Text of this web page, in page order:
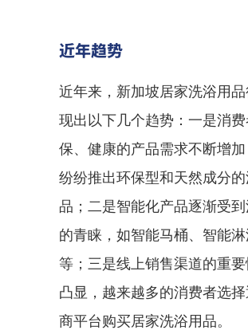
近年趋势
近年来，新加坡居家洗浴用品
现出以下几个趋势：一是消
保、健康的产品需求不断增
纷纷推出环保型和天然成分的
品；二是智能化产品逐渐受
的青睐，如智能马桶、智能
等；三是线上销售渠道的重
凸显，越来越多的消费者选
商平台购买居家洗浴用品。